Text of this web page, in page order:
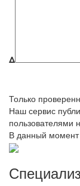
Δ
Только
Наш сервис
пользователями
В данный момент